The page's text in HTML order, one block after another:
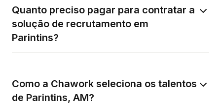
Quanto preciso pagar para contratar a
solução de recrutamento em
Parintins?
Como a Chawork seleciona os talentos
de Parintins, AM?